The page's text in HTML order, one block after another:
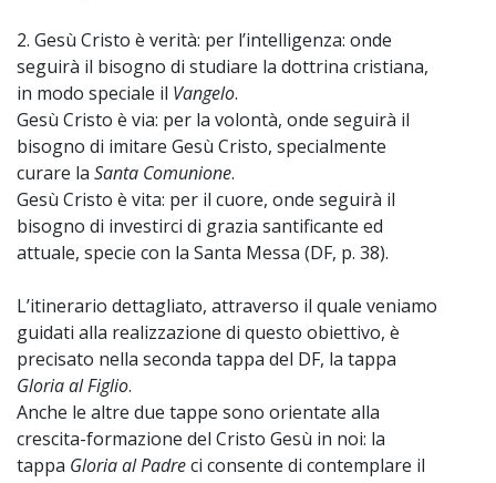
2. Gesù Cristo è verità: per l’intelligenza: onde
seguirà il bisogno di studiare la dottrina cristiana,
in modo speciale il Vangelo.
Gesù Cristo è via: per la volontà, onde seguirà il
bisogno di imitare Gesù Cristo, specialmente
curare la Santa Comunione.
Gesù Cristo è vita: per il cuore, onde seguirà il
bisogno di investirci di grazia santificante ed
attuale, specie con la Santa Messa (DF, p. 38).
L’itinerario dettagliato, attraverso il quale veniamo
guidati alla realizzazione di questo obiettivo, è
precisato nella seconda tappa del DF, la tappa
Gloria al Figlio.
Anche le altre due tappe sono orientate alla
crescita-formazione del Cristo Gesù in noi: la
tappa Gloria al Padreci consente di contemplare il